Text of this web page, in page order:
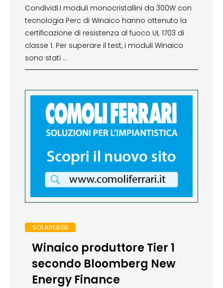
Condividi:I moduli monocristallini da 300W con
tecnologia Perc di Winaico hanno ottenuto la
certificazione di resistenza al fuoco UL 1703 di
classe 1. Per superare il test, i moduli Winaico
sono stati …
SOLAREB2B
Winaico produttore Tier 1
secondo Bloomberg New
Energy Finance